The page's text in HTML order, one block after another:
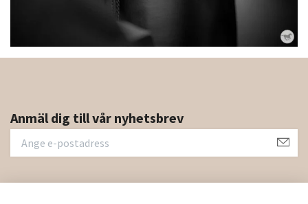
Anmäl dig till vår nyhetsbrev